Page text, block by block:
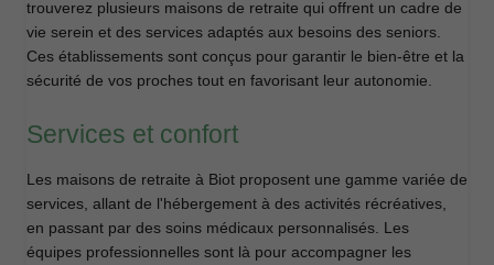
trouverez plusieurs maisons de retraite qui offrent un cadre de
vie serein et des services adaptés aux besoins des seniors.
Ces établissements sont conçus pour garantir le bien-être et la
sécurité de vos proches tout en favorisant leur autonomie.
Services et confort
Les maisons de retraite à Biot proposent une gamme variée de
services, allant de l'hébergement à des activités récréatives,
en passant par des soins médicaux personnalisés. Les
équipes professionnelles sont là pour accompagner les